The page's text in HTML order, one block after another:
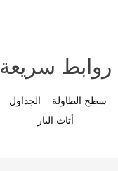
روابط سريعة
الجداول سطح الطاولة
أثاث البار